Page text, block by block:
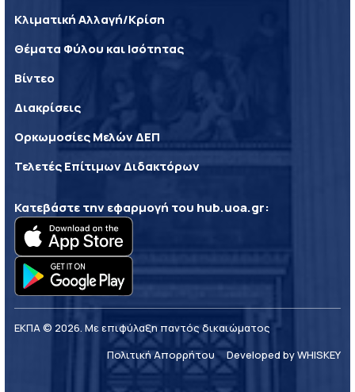
Κλιματική Αλλαγή/Κρίση
Θέματα Φύλου και Ισότητας
Βίντεο
Διακρίσεις
Ορκωμοσίες Μελών ΔΕΠ
Τελετές Επίτιμων Διδακτόρων
Κατεβάστε την εφαρμογή του hub.uoa.gr:
ΕΚΠΑ © 2026. Με επιφύλαξη παντός δικαιώματος
Πολιτική Απορρήτου
Developed by WHISKEY